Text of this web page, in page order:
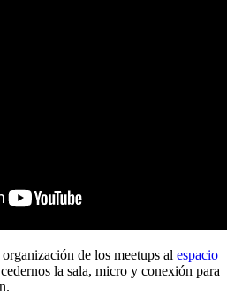
de los meetups al espacio
la sala, micro y conexión para